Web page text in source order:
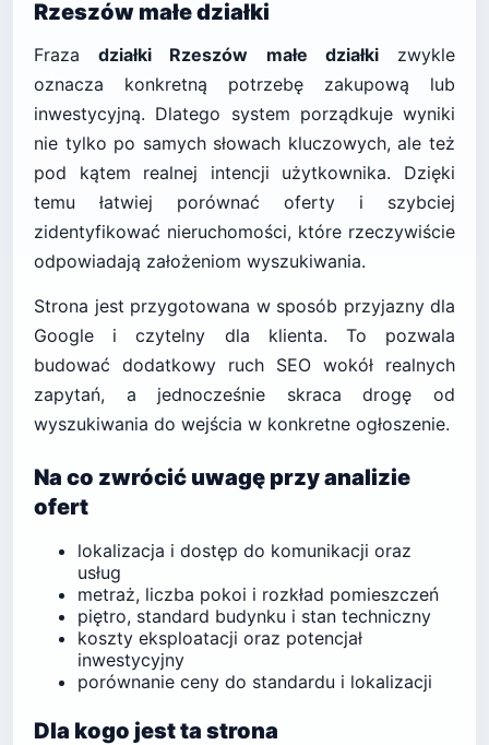
Rzeszów małe działki
Frazadziałki Rzeszów małe działkizwykle
oznacza konkretną potrzebę zakupową lub
inwestycyjną. Dlatego system porządkuje wyniki
nie tylko po samych słowach kluczowych, ale też
pod kątem realnej intencji użytkownika. Dzięki
temu łatwiej porównać oferty i szybciej
zidentyfikować nieruchomości, które rzeczywiście
odpowiadają założeniom wyszukiwania.
Strona jest przygotowana w sposób przyjazny dla
Google i czytelny dla klienta. To pozwala
budować dodatkowy ruch SEO wokół realnych
zapytań, a jednocześnie skraca drogę od
wyszukiwania do wejścia w konkretne ogłoszenie.
Na co zwrócić uwagę przy analizie
ofert
lokalizacja i dostęp do komunikacji oraz
usług
metraż, liczba pokoi i rozkład pomieszczeń
piętro, standard budynku i stan techniczny
koszty eksploatacji oraz potencjał
inwestycyjny
porównanie ceny do standardu i lokalizacji
Dla kogo jest ta strona